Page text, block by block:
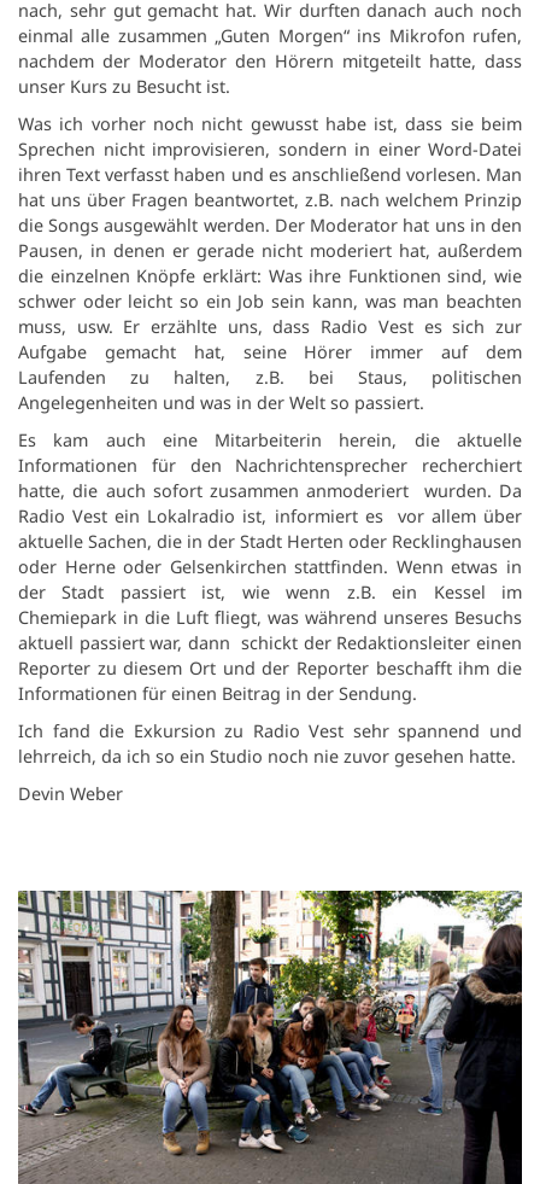
nach, sehr gut gemacht hat. Wir durften danach auch noch
einmal alle zusammen „Guten Morgen“ ins Mikrofon rufen,
nachdem der Moderator den Hörern mitgeteilt hatte, dass
unser Kurs zu Besucht ist.
Was ich vorher noch nicht gewusst habe ist, dass sie beim
Sprechen nicht improvisieren, sondern in einer Word-Datei
ihren Text verfasst haben und es anschließend vorlesen. Man
hat uns über Fragen beantwortet, z.B. nach welchem Prinzip
die Songs ausgewählt werden. Der Moderator hat uns in den
Pausen, in denen er gerade nicht moderiert hat, außerdem
die einzelnen Knöpfe erklärt: Was ihre Funktionen sind, wie
schwer oder leicht so ein Job sein kann, was man beachten
muss, usw. Er erzählte uns, dass Radio Vest es sich zur
Aufgabe gemacht hat, seine Hörer immer auf dem
Laufenden zu halten, z.B. bei Staus, politischen
Angelegenheiten und was in der Welt so passiert.
Es kam auch eine Mitarbeiterin herein, die aktuelle
Informationen für den Nachrichtensprecher recherchiert
hatte, die auch sofort zusammen anmoderiert wurden. Da
Radio Vest ein Lokalradio ist, informiert es vor allem über
aktuelle Sachen, die in der Stadt Herten oder Recklinghausen
oder Herne oder Gelsenkirchen stattfinden. Wenn etwas in
der Stadt passiert ist, wie wenn z.B. ein Kessel im
Chemiepark in die Luft fliegt, was während unseres Besuchs
aktuell passiert war, dann schickt der Redaktionsleiter einen
Reporter zu diesem Ort und der Reporter beschafft ihm die
Informationen für einen Beitrag in der Sendung.
Ich fand die Exkursion zu Radio Vest sehr spannend und
lehrreich, da ich so ein Studio noch nie zuvor gesehen hatte.
Devin Weber